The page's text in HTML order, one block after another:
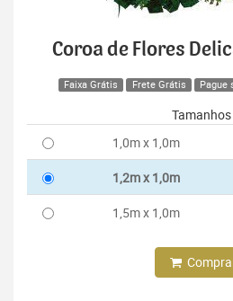
Coroa de Flores
Faixa Grátis Frete Grátis Pague
Tamanhos
1,0m x 1,0m
1,2m x 1,0m
1,5m x 1,0m